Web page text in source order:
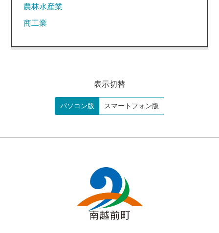
農林水産業
商工業
表示切替
パソコン版 スマートフォン版